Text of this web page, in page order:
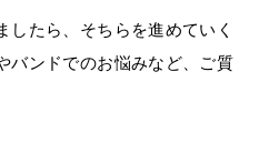
したら、そちらを進めていく
バンドでのお悩みなど、ご質